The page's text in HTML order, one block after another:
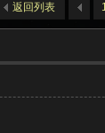
返回列表